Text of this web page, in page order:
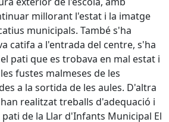
millorant l'estat i la imatge
municipals. També s'ha
catifa a l'entrada del centre, s'ha
pati que es trobava en mal estat i
fustes malmeses de les
a la sortida de les aules. D'altra
realitzat treballs d'adequació i
de la Llar d'Infants Municipal El